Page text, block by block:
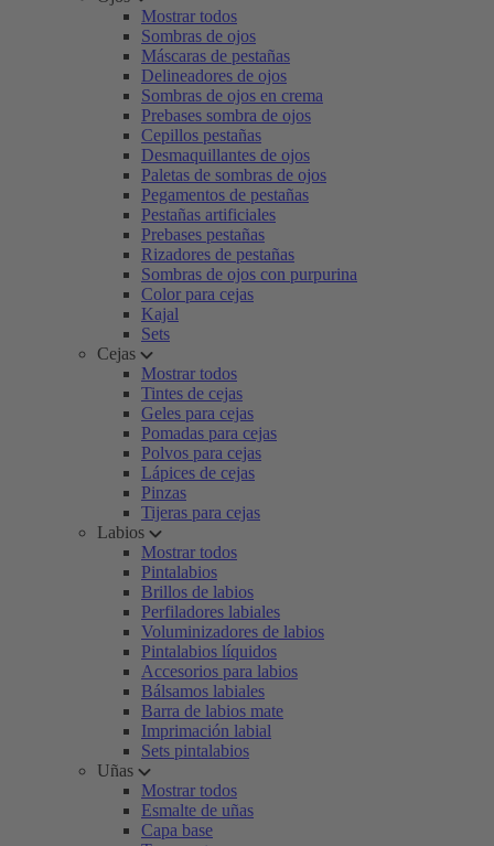
Mostrar todos
Sombras de ojos
Máscaras de pestañas
Delineadores de ojos
Sombras de ojos en crema
Prebases sombra de ojos
Cepillos pestañas
Desmaquillantes de ojos
Paletas de sombras de ojos
Pegamentos de pestañas
Pestañas artificiales
Prebases pestañas
Rizadores de pestañas
Sombras de ojos con purpurina
Color para cejas
Kajal
Sets
Cejas
Mostrar todos
Tintes de cejas
Geles para cejas
Pomadas para cejas
Polvos para cejas
Lápices de cejas
Pinzas
Tijeras para cejas
Labios
Mostrar todos
Pintalabios
Brillos de labios
Perfiladores labiales
Voluminizadores de labios
Pintalabios líquidos
Accesorios para labios
Bálsamos labiales
Barra de labios mate
Imprimación labial
Sets pintalabios
Uñas
Mostrar todos
Esmalte de uñas
Capa base